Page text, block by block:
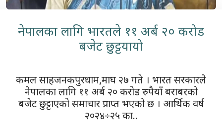
नेपालका लागि भारतले ११ अर्ब २० करोड
बजेट छुट्टयायो
कमल साहजनकपुरधाम,माघ २७ गते । भारत सरकारले
नेपालका लागि ११ अर्ब २० करोड रुपैयाँ बराबरको
बजेट छुट्टाएको समाचार प्राप्त भएको छ । आर्थिक वर्ष
२०२४÷२५ का..